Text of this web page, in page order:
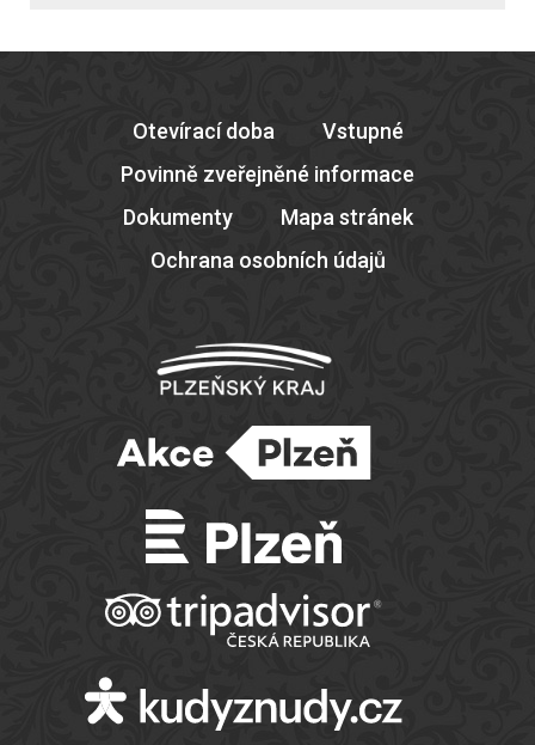
Otevírací doba
Vstupné
Povinně zveřejněné informace
Dokumenty
Mapa stránek
Ochrana osobních údajů